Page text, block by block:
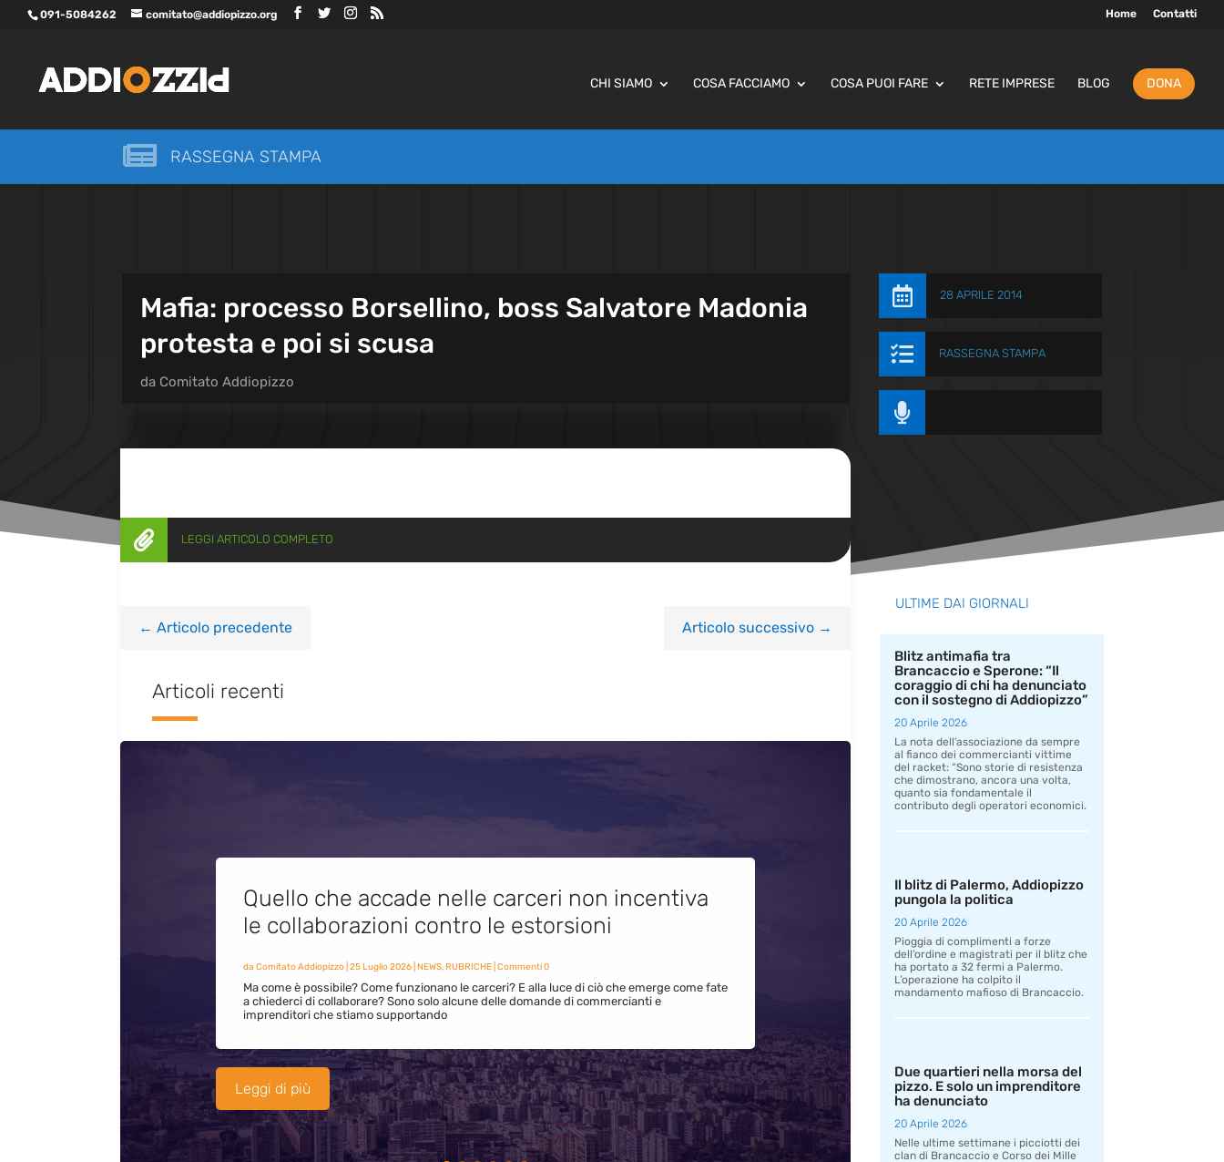
091-5084262 comitato@addiopizzo.org Home Contatti
CHI SIAMO COSA FACCIAMO COSA PUOI FARE RETE IMPRESE BLOG DONA
 RASSEGNA STAMPA
Mafia: processo Borsellino, boss Salvatore Madonia
protesta e poi si scusa
da Comitato Addiopizzo
 28 APRILE 2014
 RASSEGNA STAMPA

 LEGGI ARTICOLO COMPLETO
← Articolo precedente Articolo successivo→
Articoli recenti
Quello che accade nelle carceri non incentiva
le collaborazioni contro le estorsioni
da Comitato Addiopizzo| 25 Luglio 2026| NEWS,RUBRICHE| Commenti 0
Ma come è possibile? Come funzionano le carceri? E alla luce di ciò che emerge come fate
a chiederci di collaborare? Sono solo alcune delle domande di commercianti e
imprenditori che stiamo supportando
Leggi di più
ULTIME DAI GIORNALI
Blitz antimafia tra
Brancaccio e Sperone: “Il
coraggio di chi ha denunciato
con il sostegno di Addiopizzo”
20 Aprile 2026
La nota dell’associazione da sempre
al fianco dei commercianti vittime
del racket: “Sono storie di resistenza
che dimostrano, ancora una volta,
quanto sia fondamentale il
contributo degli operatori economici.
Il blitz di Palermo, Addiopizzo
pungola la politica
20 Aprile 2026
Pioggia di complimenti a forze
dell’ordine e magistrati per il blitz che
ha portato a 32 fermi a Palermo.
L’operazione ha colpito il
mandamento mafioso di Brancaccio.
Due quartieri nella morsa del
pizzo. E solo un imprenditore
ha denunciato
20 Aprile 2026
Nelle ultime settimane i picciotti dei
clan di Brancaccio e Corso dei Mille